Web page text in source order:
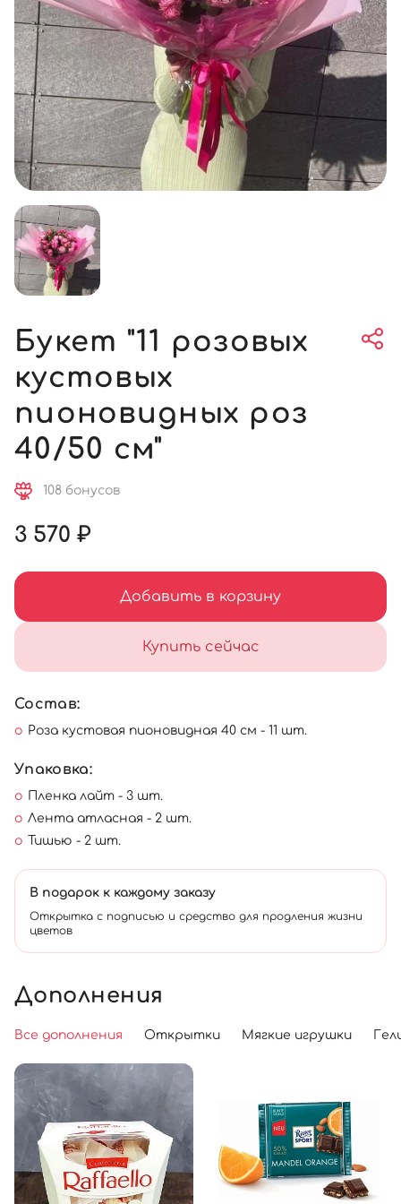
Букет "11 розовых
кустовых
пионовидных роз
40/50 см"
108 бонусов
3 570 ₽
Добавить в корзину
Купить сейчас
Состав:
Роза кустовая пионовидная 40 см - 11 шт.
Упаковка:
Пленка лайт - 3 шт.
Лента атласная - 2 шт.
Тишью - 2 шт.
В подарок к каждому заказу
Открытка с подписью и средство для продления жизни
цветов
Дополнения
Все дополнения Открытки Мягкие игрушки